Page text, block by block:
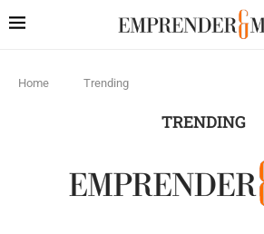
Home Trending
TRENDING